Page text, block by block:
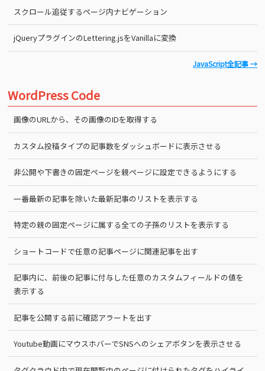
スクロール追従するページ内ナビゲーション
jQueryプラグインのLettering.jsをVanillaに変換
JavaScript全記事 →
WordPress Code
画像のURLから、その画像のIDを取得する
カスタム投稿タイプの記事数をダッシュボードに表示させる
非公開や下書きの固定ページを親ページに設定できるようにする
一番最新の記事を除いた最新記事のリストを表示する
特定の親の固定ページに属する全ての子孫のリストを表示する
ショートコードで任意の記事ページに関連記事を出す
記事内に、前後の記事に付与した任意のカスタムフィールドの値を
表示する
記事を公開する前に確認アラートを出す
Youtube動画にマウスホバーでSNSへのシェアボタンを表示させる